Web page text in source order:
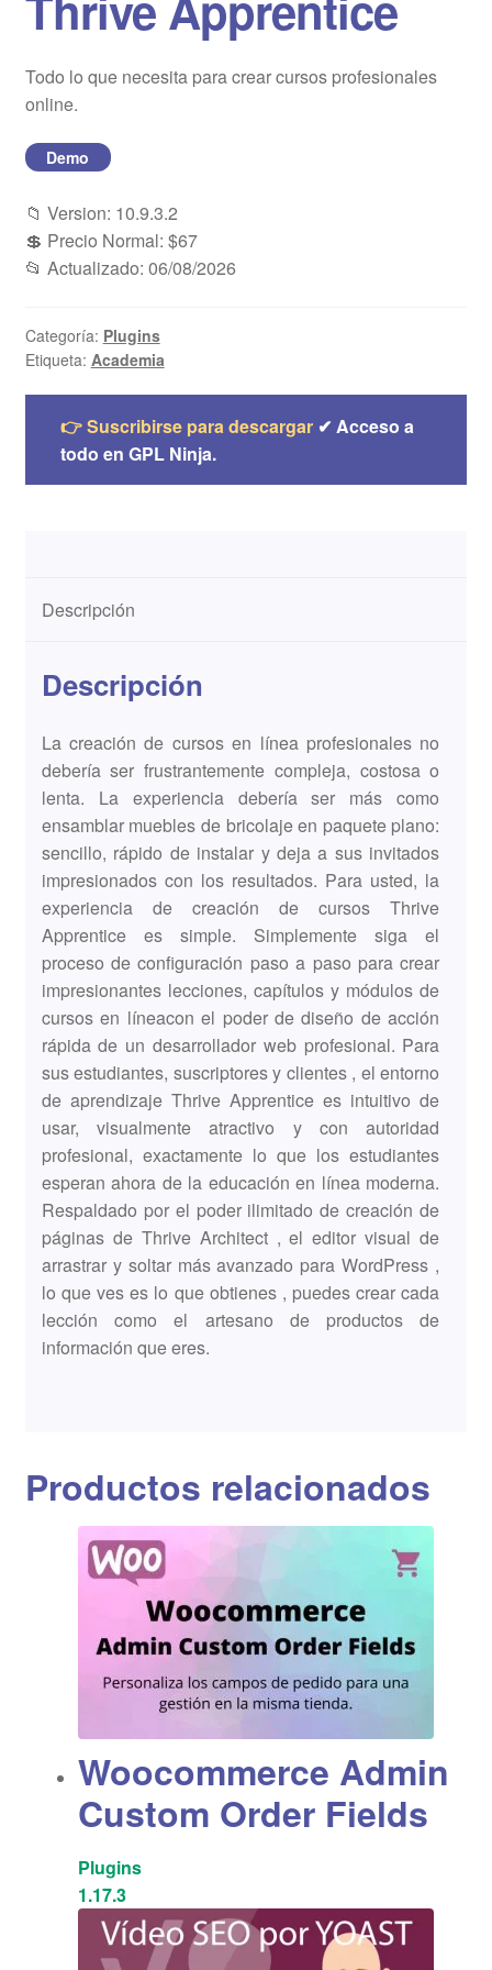
Mi cuenta
Todo lo que necesita para crear cursos profesionales
online.
Demo
📁 Version: 10.9.3.2
💲 Precio Normal: $67
📂 Actualizado: 06/08/2026
Categoría: Plugins
Etiqueta: Academia
👉 Suscribirse para descargar✔ Acceso a
todo en GPL Ninja.
Descripción
Descripción
La creación de cursos en línea profesionales no
debería ser frustrantemente compleja, costosa o
lenta. La experiencia debería ser más como
ensamblar muebles de bricolaje en paquete plano:
sencillo, rápido de instalar y deja a sus invitados
impresionados con los resultados. Para usted, la
experiencia de creación de cursos Thrive
Apprentice es simple. Simplemente siga el
proceso de configuración paso a paso para crear
impresionantes lecciones, capítulos y módulos de
cursos en líneacon el poder de diseño de acción
rápida de un desarrollador web profesional. Para
sus estudiantes, suscriptores y clientes , el entorno
de aprendizaje Thrive Apprentice es intuitivo de
usar, visualmente atractivo y con autoridad
profesional, exactamente lo que los estudiantes
esperan ahora de la educación en línea moderna.
Respaldado por el poder ilimitado de creación de
páginas de Thrive Architect , el editor visual de
arrastrar y soltar más avanzado para WordPress ,
lo que ves es lo que obtienes , puedes crear cada
lección como el artesano de productos de
información que eres.
Productos relacionados
Woocommerce Admin
Custom Order Fields
Plugins
1.17.3